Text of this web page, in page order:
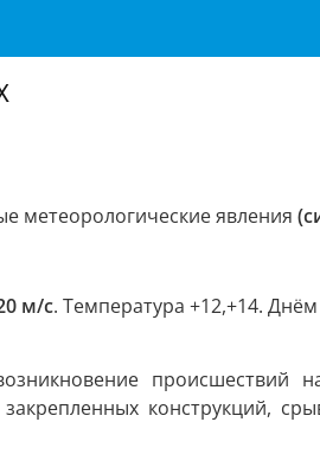
метеорологические явления
м/с. Температура +12,+14.
происшествий на
конструкций,